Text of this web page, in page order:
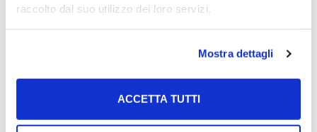
raccolto dal suo utilizzo dei loro servizi.
Mostra dettagli
ACCETTA TUTTI
Intervista all’avv. Michele Tedesco dopo il
fallimento della Salernitana di Lombardi del